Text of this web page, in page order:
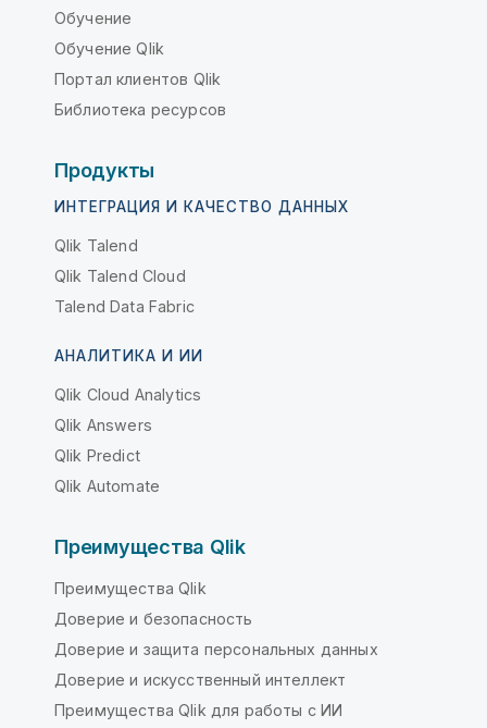
Обучение
Обучение Qlik
Портал клиентов Qlik
Библиотека ресурсов
Продукты
ИНТЕГРАЦИЯ И КАЧЕСТВО ДАННЫХ
Qlik Talend
Qlik Talend Cloud
Talend Data Fabric
АНАЛИТИКА И ИИ
Qlik Cloud Analytics
Qlik Answers
Qlik Predict
Qlik Automate
Преимущества Qlik
Преимущества Qlik
Доверие и безопасность
Доверие и защита персональных данных
Доверие и искусственный интеллект
Преимущества Qlik для работы с ИИ